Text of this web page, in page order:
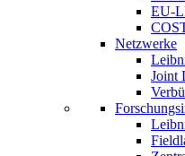
EU-
Netzwerke
Joint